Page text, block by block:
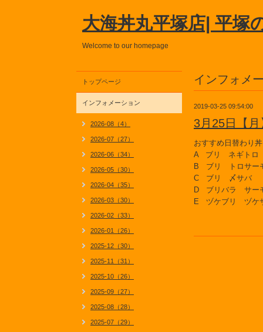
大海丼丸平塚店| 平塚
Welcome to our homepage
インフォメ
2019-03-25 09:54:00
3月25日【
おすすめ日替わり丼
A ブリ ネギトロ
B ブリ トロサー
C ブリ 〆サバ
D ブリバラ サー
E ヅケブリ ヅケ
トップページ
インフォメーション
2026-08（4）
2026-07（27）
2026-06（34）
2026-05（30）
2026-04（35）
2026-03（30）
2026-02（33）
2026-01（26）
2025-12（30）
2025-11（31）
2025-10（26）
2025-09（27）
2025-08（28）
2025-07（29）